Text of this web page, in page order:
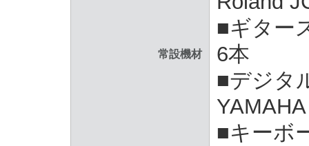
常設機材
■ギター
6本
■デジタ
■キーボ